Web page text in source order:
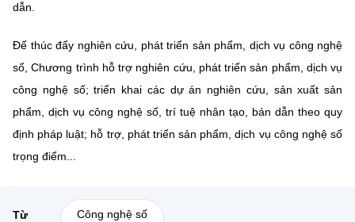
dẫn.
Để thúc đẩy nghiên cứu, phát triển sản phẩm, dịch vụ công nghệ
số, Chương trình hỗ trợ nghiên cứu, phát triển sản phẩm, dịch vụ
công nghệ số; triển khai các dự án nghiên cứu, sản xuất sản
phẩm, dịch vụ công nghệ số, trí tuệ nhân tạo, bán dẫn theo quy
định pháp luật; hỗ trợ, phát triển sản phẩm, dịch vụ công nghệ số
trọng điểm...
Từ
Công nghệ số